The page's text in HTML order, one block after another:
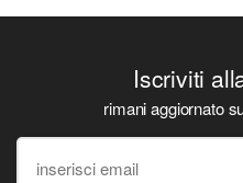
Iscriviti
rimani aggiornato